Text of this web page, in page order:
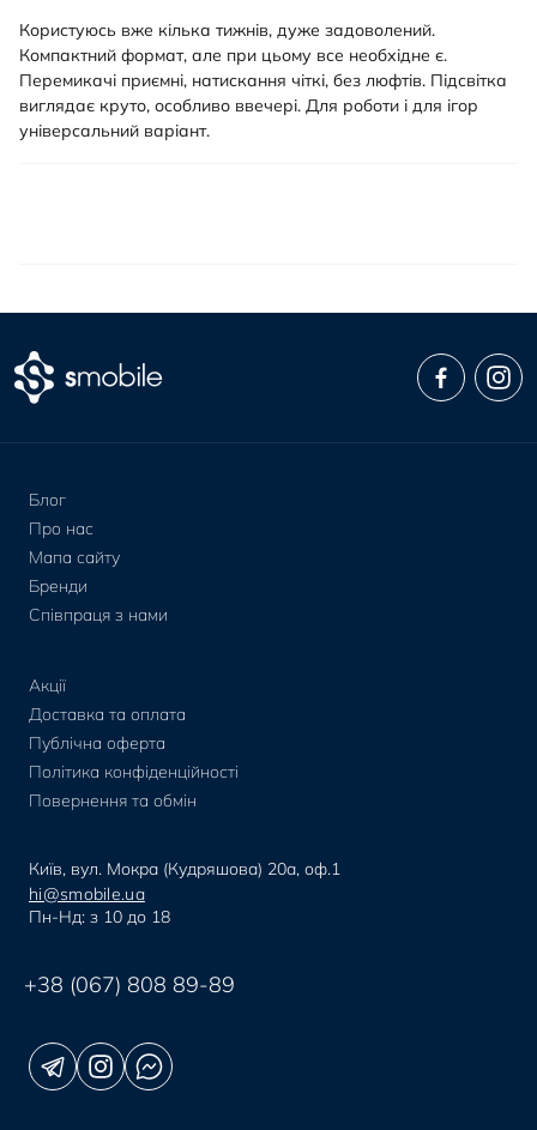
Користуюсь вже кілька тижнів, дуже задоволений.
Компактний формат, але при цьому все необхідне є.
Перемикачі приємні, натискання чіткі, без люфтів. Підсвітка
виглядає круто, особливо ввечері. Для роботи і для ігор
універсальний варіант.
Блог
Про нас
Мапа сайту
Бренди
Співпраця з нами
Акції
Доставка та оплата
Публічна оферта
Політика конфіденційності
Повернення та обмін
Київ, вул. Мокра (Кудряшова) 20а, оф.1
hi@smobile.ua
Пн-Нд: з 10 до 18
+38 (067) 808 89-89